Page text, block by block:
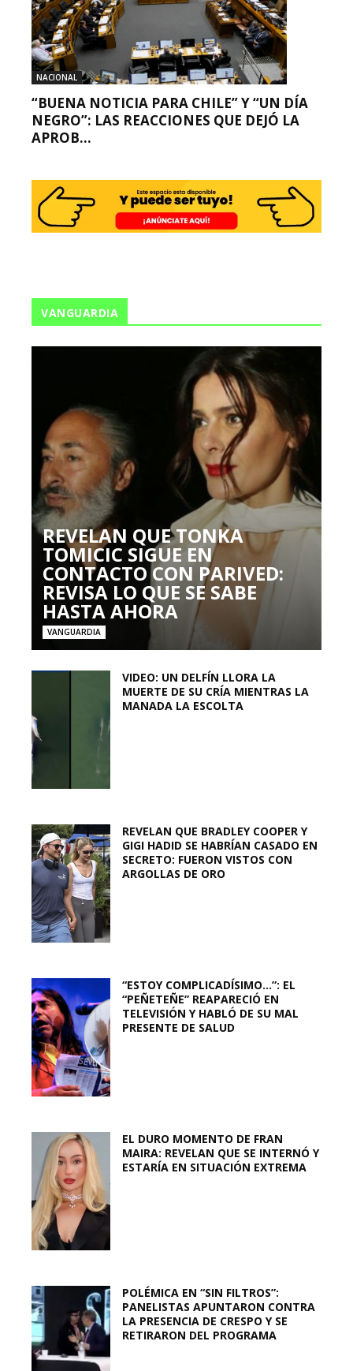
NACIONAL
“BUENA NOTICIA PARA CHILE” Y “UN DÍA
NEGRO”: LAS REACCIONES QUE DEJÓ LA
APROB...
VANGUARDIA
REVELAN QUE TONKA
TOMICIC SIGUE EN
CONTACTO CON PARIVED:
REVISA LO QUE SE SABE
HASTA AHORA
VANGUARDIA
VIDEO: UN DELFÍN LLORA LA
MUERTE DE SU CRÍA MIENTRAS LA
MANADA LA ESCOLTA
REVELAN QUE BRADLEY COOPER Y
GIGI HADID SE HABRÍAN CASADO EN
SECRETO: FUERON VISTOS CON
ARGOLLAS DE ORO
“ESTOY COMPLICADÍSIMO…”: EL
“PEÑETEÑE” REAPARECIÓ EN
TELEVISIÓN Y HABLÓ DE SU MAL
PRESENTE DE SALUD
EL DURO MOMENTO DE FRAN
MAIRA: REVELAN QUE SE INTERNÓ Y
ESTARÍA EN SITUACIÓN EXTREMA
POLÉMICA EN “SIN FILTROS”:
PANELISTAS APUNTARON CONTRA
LA PRESENCIA DE CRESPO Y SE
RETIRARON DEL PROGRAMA